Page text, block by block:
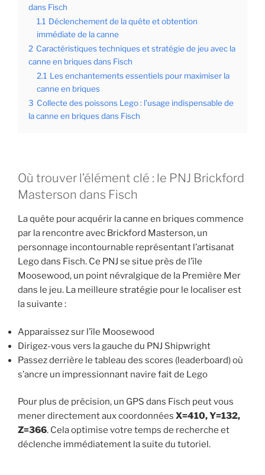
dans Fisch
1.1 Déclenchement de la quête et obtention
immédiate de la canne
2 Caractéristiques techniques et stratégie de jeu avec la
canne en briques dans Fisch
2.1 Les enchantements essentiels pour maximiser la
canne en briques
3 Collecte des poissons Lego : l’usage indispensable de
la canne en briques dans Fisch
Où trouver l’élément clé : le PNJ Brickford
Masterson dans Fisch
La quête pour acquérir la canne en briques commence
par la rencontre avec Brickford Masterson, un
personnage incontournable représentant l’artisanat
Lego dans Fisch. Ce PNJ se situe près de l’île
Moosewood, un point névralgique de la Première Mer
dans le jeu. La meilleure stratégie pour le localiser est
la suivante :
Apparaissez sur l’île Moosewood
Dirigez-vous vers la gauche du PNJ Shipwright
Passez derrière le tableau des scores (leaderboard) où
s’ancre un impressionnant navire fait de Lego
Pour plus de précision, un GPS dans Fisch peut vous
mener directement aux coordonnées X=410, Y=132,
Z=366. Cela optimise votre temps de recherche et
déclenche immédiatement la suite du tutoriel.